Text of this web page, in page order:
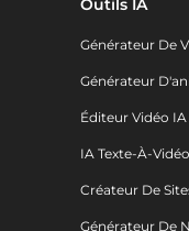
Outils IA
Générateur De
Générateur
Éditeur Vidéo IA
IA Texte-À-Vidéo
Créateur De
Générateur De